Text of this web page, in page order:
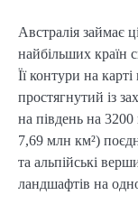
Австралія займає
найбільших країн
Її контури на
простягнутий із
на південь на
7,69 млн км²)
та альпійські
ландшафтів на